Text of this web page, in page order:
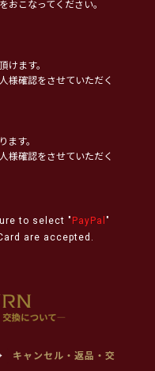
こなってください。
けます。
様確認をさせていただく
す。
様確認をさせていただく
to select " PayPal "
are accepted.
キャンセル・返品・交